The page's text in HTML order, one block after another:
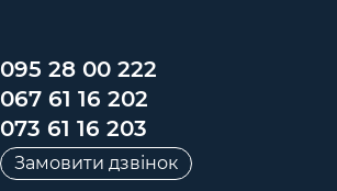
095 28 00 222
067 61 16 202
073 61 16 203
Замовити дзвінок